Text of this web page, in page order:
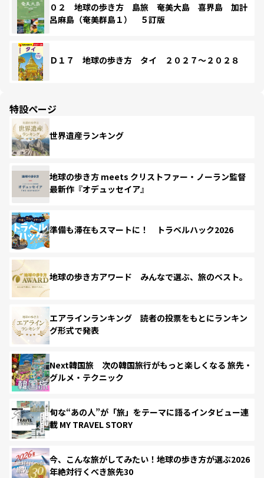
０２ 地球の歩き方 島旅 奄美大島 喜界島 加計
呂麻島（奄美群島１） ５訂版
Ｄ１７ 地球の歩き方 タイ ２０２７～２０２８
特設ページ
世界遺産ランキング
地球の歩き方 meets クリストファー・ノーラン監督
最新作『オデュッセイア』
準備も滞在もスマートに！ トラベルハック2026
地球の歩き方アワード みんなで選ぶ、旅のベスト。
エアラインランキング 読者の投票をもとにランキン
グ形式で発表
Next韓国旅 次の韓国旅行がもっと楽しくなる 旅先・
グルメ・テクニック
旬な“あの人”が「旅」をテーマに語るインタビュー連
載 MY TRAVEL STORY
今、こんな旅がしてみたい！地球の歩き方が選ぶ2026
年絶対行くべき旅先30